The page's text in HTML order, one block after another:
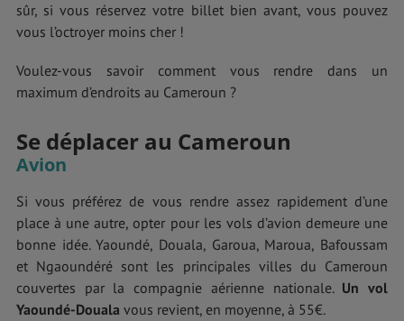
sûr, si vous réservez votre billet bien avant, vous pouvez
vous l’octroyer moins cher !
Voulez-vous savoir comment vous rendre dans un
maximum d’endroits au Cameroun ?
Se déplacer au Cameroun
Avion
Si vous préférez de vous rendre assez rapidement d’une
place à une autre, opter pour les vols d’avion demeure une
bonne idée. Yaoundé, Douala, Garoua, Maroua, Bafoussam
et Ngaoundéré sont les principales villes du Cameroun
couvertes par la compagnie aérienne nationale. Un vol
Yaoundé-Douala vous revient, en moyenne, à 55€.